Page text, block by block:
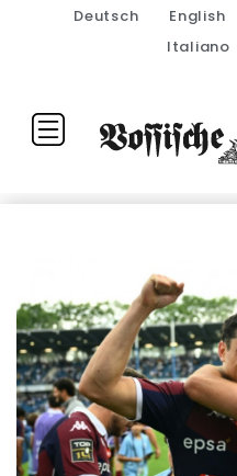
Deutsch English
Italiano